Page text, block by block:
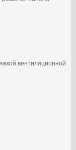
вентиляционной